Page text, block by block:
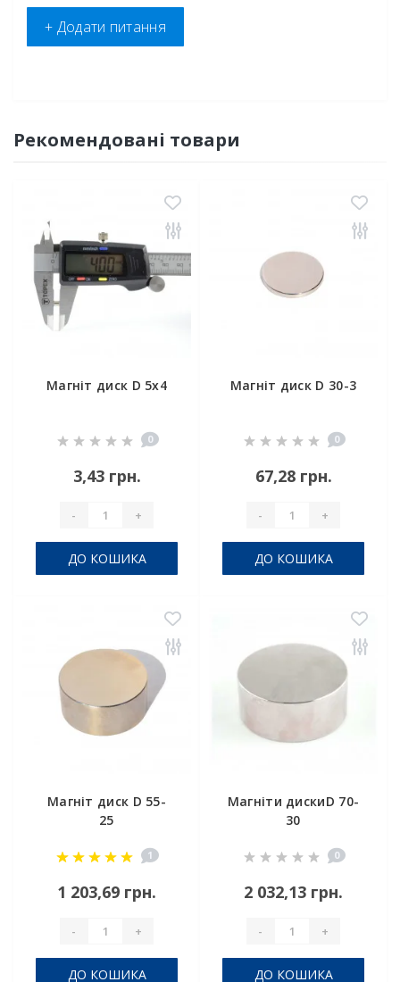
+ Додати питання
Рекомендовані товари
Магніт диск D 5х4
0
3,43 грн.
- +
ДО КОШИКА
Магніт диск D 30-3
0
67,28 грн.
- +
ДО КОШИКА
Магніт диск D 55-
25
1
1 203,69 грн.
- +
ДО КОШИКА
Магніти дискиD 70-
30
0
2 032,13 грн.
- +
ДО КОШИКА